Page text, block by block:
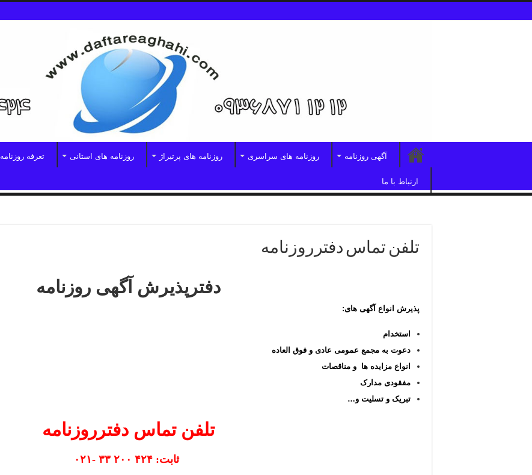
آگهی روزنامه روزنامه های سراسری روزنامه های پرتیراژ روزنامه های استانی تعرفه روزنامه
ارتباط با ما
تلفن تماس دفترروزنامه
دفترپذیرش آگهی روزنامه
پذیرش انواع آگهی های:
استخدام
دعوت به مجمع عمومی عادی و فوق العاده
انواع مزایده ها و مناقصات
مفقودی مدارک
تبریک و تسلیت و…
تلفن تماس دفترروزنامه
ثابت: ۴۲۴ ۲۰۰ ۳۳ -۰۲۱